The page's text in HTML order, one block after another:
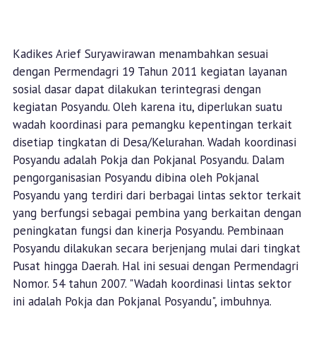
Kadikes Arief Suryawirawan menambahkan sesuai
dengan Permendagri 19 Tahun 2011 kegiatan layanan
sosial dasar dapat dilakukan terintegrasi dengan
kegiatan Posyandu. Oleh karena itu, diperlukan suatu
wadah koordinasi para pemangku kepentingan terkait
disetiap tingkatan di Desa/Kelurahan. Wadah koordinasi
Posyandu adalah Pokja dan Pokjanal Posyandu. Dalam
pengorganisasian Posyandu dibina oleh Pokjanal
Posyandu yang terdiri dari berbagai lintas sektor terkait
yang berfungsi sebagai pembina yang berkaitan dengan
peningkatan fungsi dan kinerja Posyandu. Pembinaan
Posyandu dilakukan secara berjenjang mulai dari tingkat
Pusat hingga Daerah. Hal ini sesuai dengan Permendagri
Nomor. 54 tahun 2007. "Wadah koordinasi lintas sektor
ini adalah Pokja dan Pokjanal Posyandu", imbuhnya.